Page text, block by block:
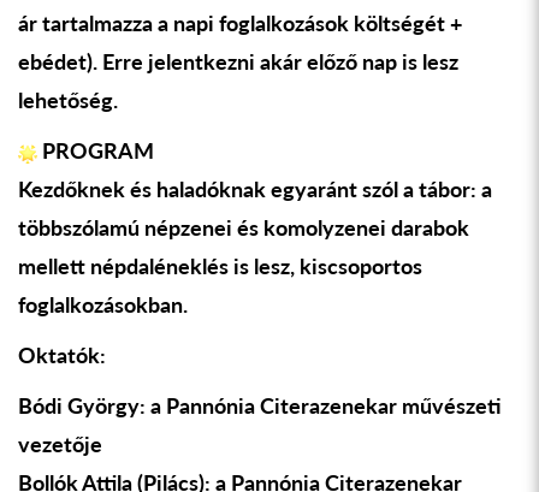
ár tartalmazza a napi foglalkozások költségét +
ebédet). Erre jelentkezni akár előző nap is lesz
lehetőség.
PROGRAM
Kezdőknek és haladóknak egyaránt szól a tábor: a
többszólamú népzenei és komolyzenei darabok
mellett népdaléneklés is lesz, kiscsoportos
foglalkozásokban.
Oktatók:
Bódi György: a Pannónia Citerazenekar művészeti
vezetője
Bollók Attila (Pilács): a Pannónia Citerazenekar